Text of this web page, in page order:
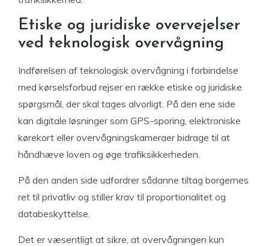
Etiske og juridiske overvejelser
ved teknologisk overvågning
Indførelsen af teknologisk overvågning i forbindelse
med kørselsforbud rejser en række etiske og juridiske
spørgsmål, der skal tages alvorligt. På den ene side
kan digitale løsninger som GPS-sporing, elektroniske
kørekort eller overvågningskameraer bidrage til at
håndhæve loven og øge trafiksikkerheden.
På den anden side udfordrer sådanne tiltag borgernes
ret til privatliv og stiller krav til proportionalitet og
databeskyttelse.
Det er væsentligt at sikre, at overvågningen kun